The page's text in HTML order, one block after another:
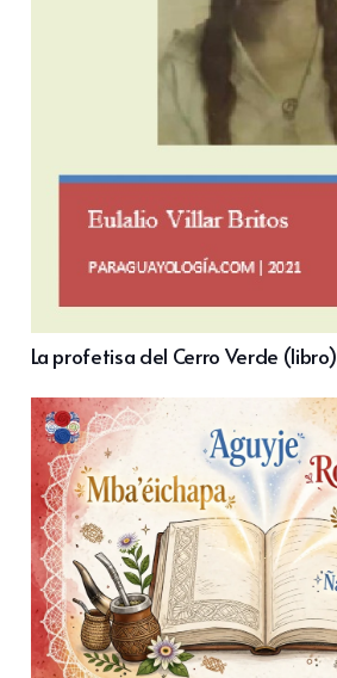
La profetisa del Cerro Verde (libro)